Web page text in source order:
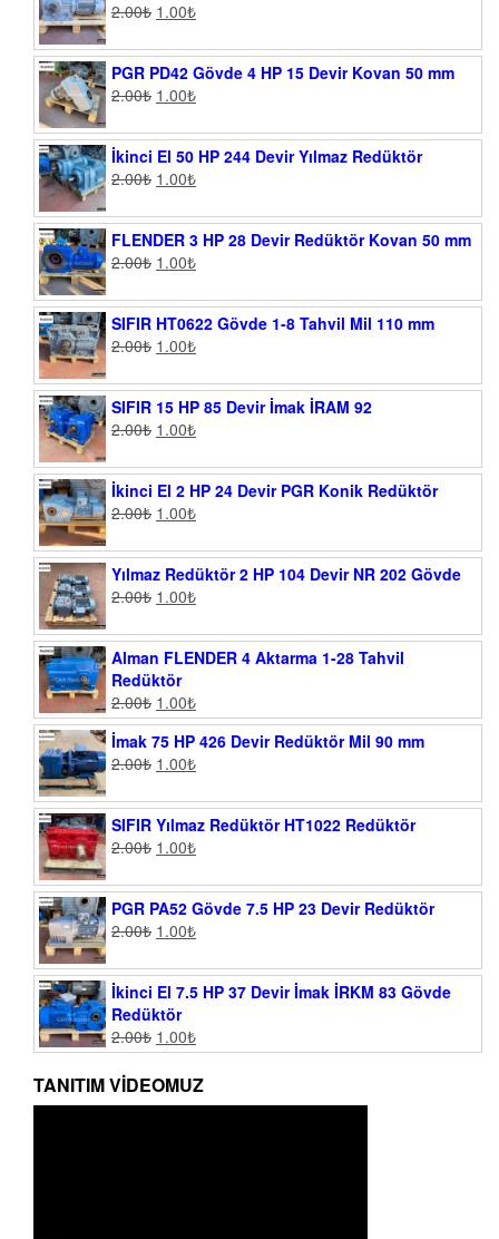
2.00₺ 1.00₺
PGR PD42 Gövde 4 HP 15 Devir Kovan 50 mm
2.00₺ 1.00₺
İkinci El 50 HP 244 Devir Yılmaz Redüktör
2.00₺ 1.00₺
FLENDER 3 HP 28 Devir Redüktör Kovan 50 mm
2.00₺ 1.00₺
SIFIR HT0622 Gövde 1-8 Tahvil Mil 110 mm
2.00₺ 1.00₺
SIFIR 15 HP 85 Devir İmak İRAM 92
2.00₺ 1.00₺
İkinci El 2 HP 24 Devir PGR Konik Redüktör
2.00₺ 1.00₺
Yılmaz Redüktör 2 HP 104 Devir NR 202 Gövde
2.00₺ 1.00₺
Alman FLENDER 4 Aktarma 1-28 Tahvil
Redüktör
2.00₺ 1.00₺
İmak 75 HP 426 Devir Redüktör Mil 90 mm
2.00₺ 1.00₺
SIFIR Yılmaz Redüktör HT1022 Redüktör
2.00₺ 1.00₺
PGR PA52 Gövde 7.5 HP 23 Devir Redüktör
2.00₺ 1.00₺
İkinci El 7.5 HP 37 Devir İmak İRKM 83 Gövde
Redüktör
2.00₺ 1.00₺
TANITIM VIDEOMUZ